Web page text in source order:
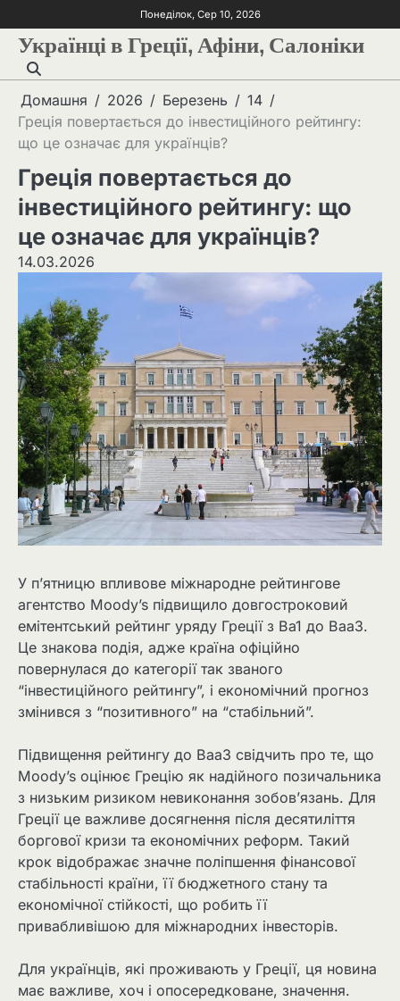
Понеділок, Сер 10, 2026
Українці в Греції, Афіни, Салоніки
Домашня 2026 Березень
14
Греція повертається до інвестиційного рейтингу:
що це означає для українців?
Греція повертається до
інвестиційного рейтингу: що
це означає для українців?
14.03.2026
У п’ятницю впливове міжнародне рейтингове
агентство Moody’s підвищило довгостроковий
емітентський рейтинг уряду Греції з Ba1 до Baa3.
Це знакова подія, адже країна офіційно
повернулася до категорії так званого
“інвестиційного рейтингу”, і економічний прогноз
змінився з “позитивного” на “стабільний”.
Підвищення рейтингу до Baa3 свідчить про те, що
Moody’s оцінює Грецію як надійного позичальника
з низьким ризиком невиконання зобов’язань. Для
Греції це важливе досягнення після десятиліття
боргової кризи та економічних реформ. Такий
крок відображає значне поліпшення фінансової
стабільності країни, її бюджетного стану та
економічної стійкості, що робить її
привабливішою для міжнародних інвесторів.
Для українців, які проживають у Греції, ця новина
має важливе, хоч і опосередковане, значення.